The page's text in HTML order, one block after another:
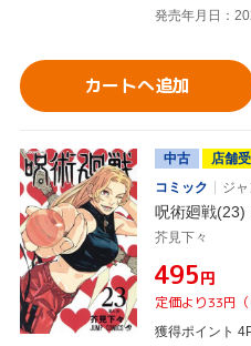
発売年月日：
カートへ追加
中古
店舗
コミック
ジ
呪術廻戦(23)
芥見下々
¥495円
定価より33円
獲得ポイント